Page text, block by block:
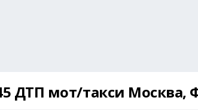
ДТП мот/такси